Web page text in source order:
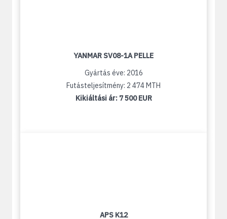
YANMAR SV08-1A PELLE
Gyártás éve: 2016
Futásteljesítmény: 2 474 MTH
Kikiáltási ár: 7 500 EUR
APS K12